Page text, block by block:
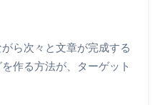
ら次々と文章が完成する
作る方法が、ターゲット